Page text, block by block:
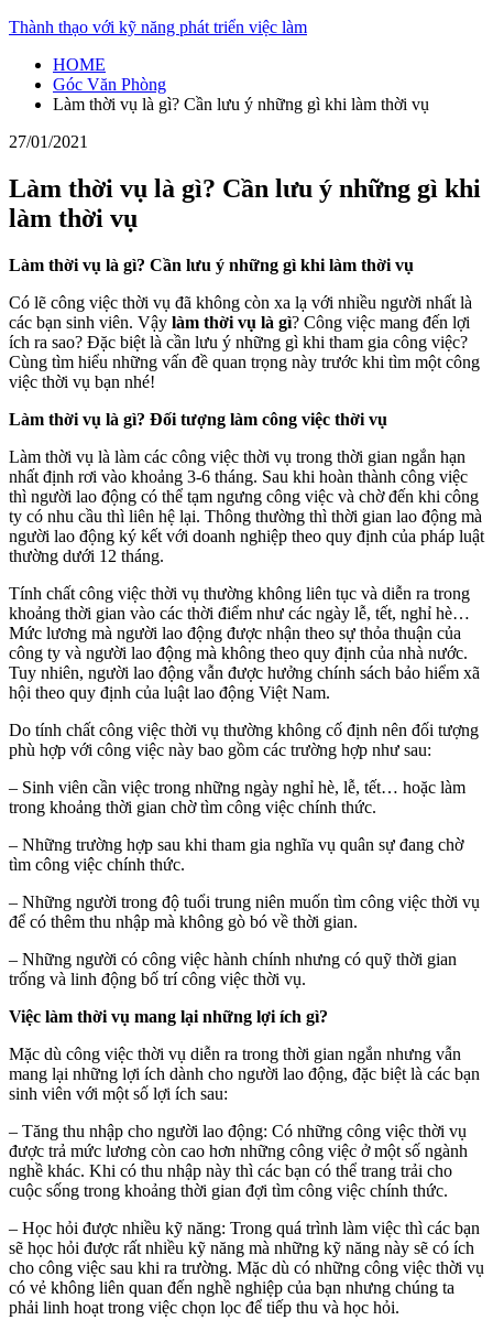
Skip
content
Thành thạo với kỹ năng phát triển việc làm
HOME
Góc Văn Phòng
Làm thời vụ là gì? Cần lưu ý những gì khi làm thời vụ
27/01/2021
Làm thời vụ là gì? Cần lưu ý những gì khi
làm thời vụ
Làm thời vụ là gì? Cần lưu ý những gì khi làm thời vụ
Có lẽ công việc thời vụ đã không còn xa lạ với nhiều người nhất là
các bạn sinh viên. Vậy làm thời vụ là gì? Công việc mang đến lợi
ích ra sao? Đặc biệt là cần lưu ý những gì khi tham gia công việc?
Cùng tìm hiểu những vấn đề quan trọng này trước khi tìm một công
việc thời vụ bạn nhé!
Làm thời vụ là gì? Đối tượng làm công việc thời vụ
Làm thời vụ là làm các công việc thời vụ trong thời gian ngắn hạn
nhất định rơi vào khoảng 3-6 tháng. Sau khi hoàn thành công việc
thì người lao động có thể tạm ngưng công việc và chờ đến khi công
ty có nhu cầu thì liên hệ lại. Thông thường thì thời gian lao động mà
người lao động ký kết với doanh nghiệp theo quy định của pháp luật
thường dưới 12 tháng.
Tính chất công việc thời vụ thường không liên tục và diễn ra trong
khoảng thời gian vào các thời điểm như các ngày lễ, tết, nghỉ hè…
Mức lương mà người lao động được nhận theo sự thỏa thuận của
công ty và người lao động mà không theo quy định của nhà nước.
Tuy nhiên, người lao động vẫn được hưởng chính sách bảo hiểm xã
hội theo quy định của luật lao động Việt Nam.
Do tính chất công việc thời vụ thường không cố định nên đối tượng
phù hợp với công việc này bao gồm các trường hợp như sau:
– Sinh viên cần việc trong những ngày nghỉ hè, lễ, tết… hoặc làm
trong khoảng thời gian chờ tìm công việc chính thức.
– Những trường hợp sau khi tham gia nghĩa vụ quân sự đang chờ
tìm công việc chính thức.
– Những người trong độ tuổi trung niên muốn tìm công việc thời vụ
để có thêm thu nhập mà không gò bó về thời gian.
– Những người có công việc hành chính nhưng có quỹ thời gian
trống và linh động bố trí công việc thời vụ.
Việc làm thời vụ mang lại những lợi ích gì?
Mặc dù công việc thời vụ diễn ra trong thời gian ngắn nhưng vẫn
mang lại những lợi ích dành cho người lao động, đặc biệt là các bạn
sinh viên với một số lợi ích sau:
– Tăng thu nhập cho người lao động: Có những công việc thời vụ
được trả mức lương còn cao hơn những công việc ở một số ngành
nghề khác. Khi có thu nhập này thì các bạn có thể trang trải cho
cuộc sống trong khoảng thời gian đợi tìm công việc chính thức.
– Học hỏi được nhiều kỹ năng: Trong quá trình làm việc thì các bạn
sẽ học hỏi được rất nhiều kỹ năng mà những kỹ năng này sẽ có ích
cho công việc sau khi ra trường. Mặc dù có những công việc thời vụ
có vẻ không liên quan đến nghề nghiệp của bạn nhưng chúng ta
phải linh hoạt trong việc chọn lọc để tiếp thu và học hỏi.